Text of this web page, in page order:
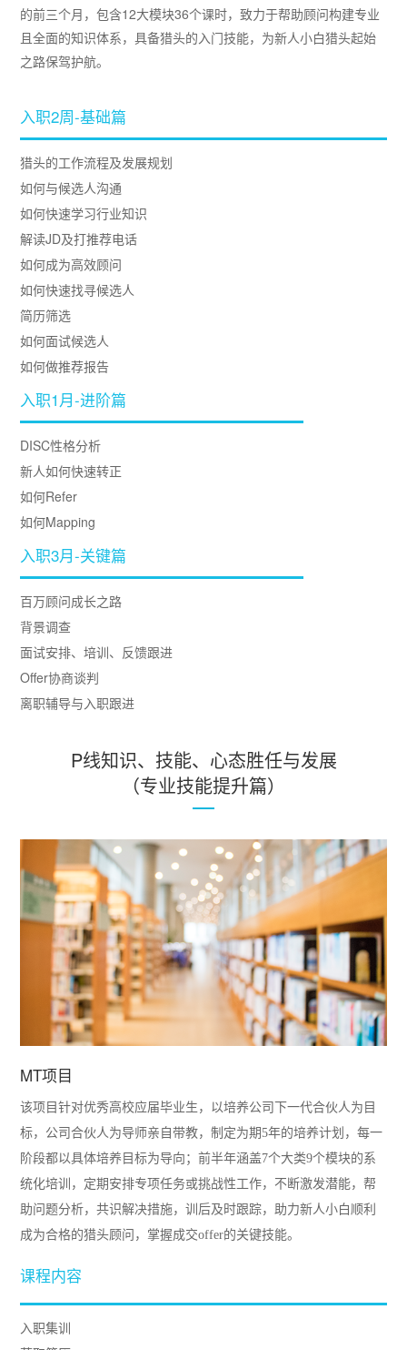
的前三个月，包含12大模块36个课时，致力于帮助顾问构建专业
且全面的知识体系，具备猎头的入门技能，为新人小白猎头起始
之路保驾护航。
入职2周-基础篇
猎头的工作流程及发展规划
如何与候选人沟通
如何快速学习行业知识
解读JD及打推荐电话
如何成为高效顾问
如何快速找寻候选人
简历筛选
如何面试候选人
如何做推荐报告
入职1月-进阶篇
DISC性格分析
新人如何快速转正
如何Refer
如何Mapping
入职3月-关键篇
百万顾问成长之路
背景调查
面试安排、培训、反馈跟进
Offer协商谈判
离职辅导与入职跟进
P线知识、技能、心态胜任与发展
（专业技能提升篇）
MT项目
该项目针对优秀高校应届毕业生，以培养公司下一代合伙人为目
标，公司合伙人为导师亲自带教，制定为期5年的培养计划，每一
阶段都以具体培养目标为导向；前半年涵盖7个大类9个模块的系
统化培训，定期安排专项任务或挑战性工作，不断激发潜能，帮
助问题分析，共识解决措施，训后及时跟踪，助力新人小白顺利
成为合格的猎头顾问，掌握成交offer的关键技能。
课程内容
入职集训